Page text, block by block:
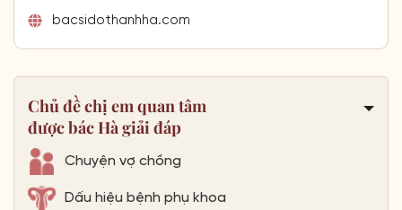
bacsidothanhha.com
Chủ đề chị em quan tâm
được bác Hà giải đáp
Chuyện vợ chồng
Dấu hiệu bệnh phụ khoa